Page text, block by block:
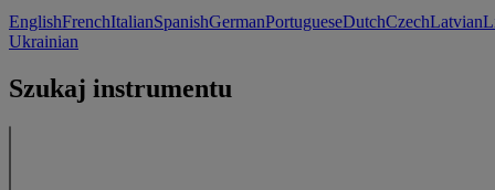
EnglishFrenchItalianSpanishGermanPortugueseDutchCzechLatvian
Ukrainian
Szukaj instrumentu